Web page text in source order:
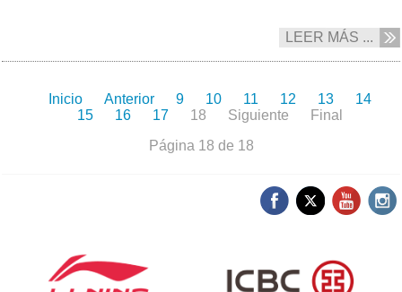
LEER MÁS ...
Inicio Anterior 9 10 11 12 13
14
15
16 17 18 Siguiente
Final
Página 18 de 18